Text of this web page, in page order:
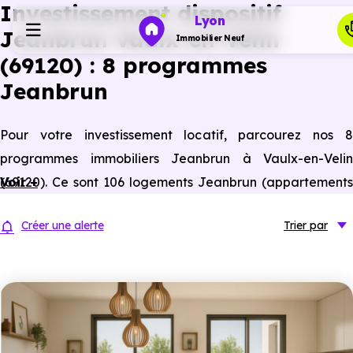
Lyon
Immobilier Neuf
Programmes neufs
Ressources
Financer
Investissement dispositif
Jeanbrun Vaulx-en-Velin
(69120) : 8 programmes
Jeanbrun
Pour votre investissement locatif, parcourez nos 8
programmes immobiliers Jeanbrun à Vaulx-en-Velin
(69120). Ce sont 106 logements Jeanbrun (appartements
éligibles à ce statut du bailleur privé.
Voir +
Créer une alerte Trier par